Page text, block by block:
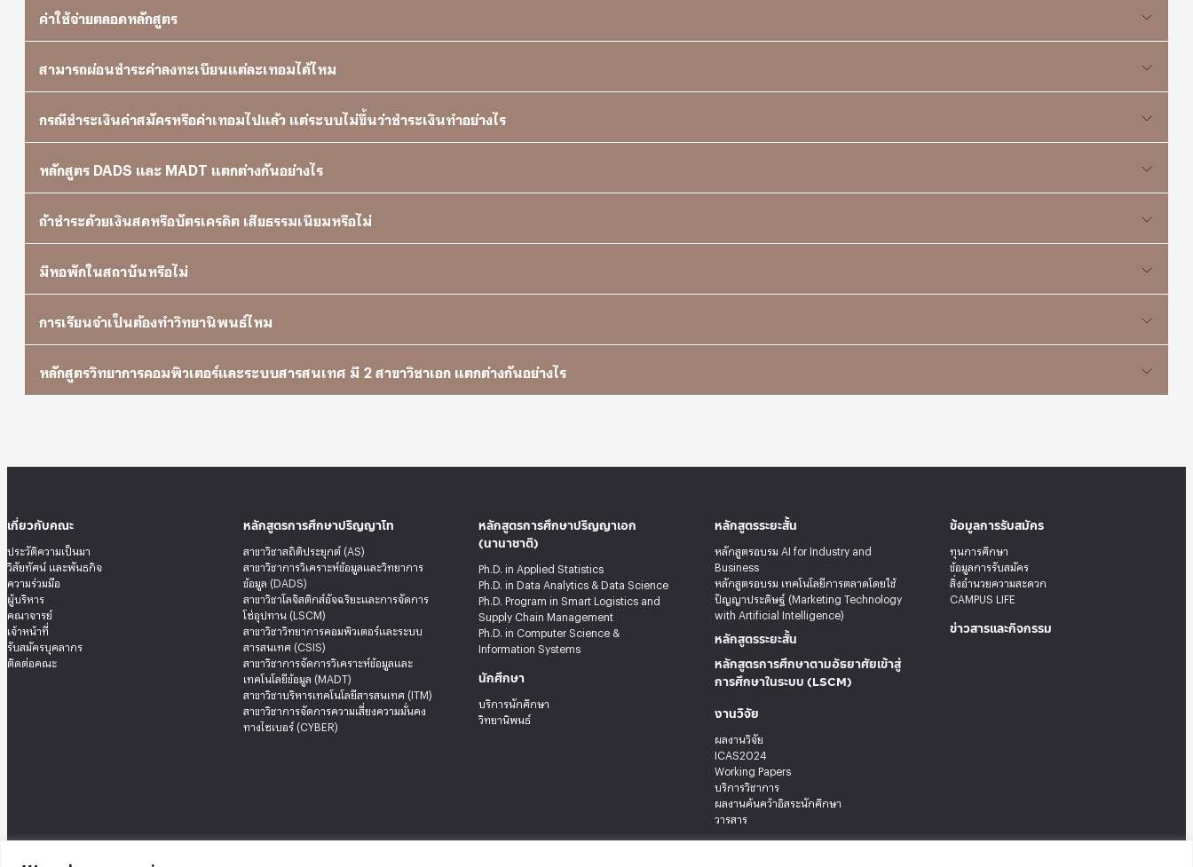
ค่าใช้จ่ายตลอดหลักสูตร
สามารถผ่อนชำระค่าลงทะเบียนแต่ละเทอมได้ไหม
กรณีชำระเงินค่าสมัครหรือค่าเทอมไปแล้ว แต่ระบบไม่ขึ้นว่าชำระเงินทำอย่างไร
หลักสูตร DADS และ MADT แตกต่างกันอย่างไร
ถ้าชำระด้วยเงินสดหรือบัตรเครดิต เสียธรรมเนียมหรือไม่
มีหอพักในสถาบันหรือไม่
การเรียนจำเป็นต้องทำวิทยานิพนธ์ไหม
หลักสูตรวิทยาการคอมพิวเตอร์และระบบสารสนเทศ มี 2 สาขาวิชาเอก แตกต่างกันอย่างไร
เกี่ยวกับคณะ
ประวัติความเป็นมา
วิสัยทัศน์ และพันธกิจ
ความร่วมมือ
ผู้บริหาร
คณาจารย์
เจ้าหน้าที่
รับสมัครบุคลากร
ติดต่อคณะ
หลักสูตรการศึกษาปริญญาโท
สาขาวิชาสถิติประยุกต์ (AS)
สาขาวิชาการวิเคราะห์ข้อมูลและวิทยาการ
ข้อมูล (DADS)
สาขาวิชาโลจิสติกส์อัจฉริยะและการจัดการ
โซ่อุปทาน (LSCM)
สาขาวิชาวิทยาการคอมพิวเตอร์และระบบ
สารสนเทศ (CSIS)
สาขาวิชาการจัดการวิเคราะห์ข้อมูลและ
เทคโนโลยีข้อมูล (MADT)
สาขาวิชาบริหารเทคโนโลยีสารสนเทศ (ITM)
สาขาวิชาการจัดการความเสี่ยงความมั่นคง
ทางไซเบอร์ (CYBER)
หลักสูตรการศึกษาปริญญาเอก
(นานาชาติ)
Ph.D. in Applied Statistics
Ph.D. in Data Analytics & Data Science
Ph.D. Program in Smart Logistics and
Supply Chain Management
Ph.D. in Computer Science &
Information Systems
นักศึกษา
บริการนักศึกษา
วิทยานิพนธ์
หลักสูตรระยะสั้น
หลักสูตรอบรม AI for Industry and
Business
หลักสูตรอบรม เทคโนโลยีการตลาดโดยใช้
ปัญญาประดิษฐ์ (Marketing Technology
with Artificial Intelligence)
หลักสูตรระยะสั้น
หลักสูตรการศึกษาตามอัธยาศัยเข้าสู่
การศึกษาในระบบ (LSCM)
งานวิจัย
ผลงานวิจัย
ICAS2024
Working Papers
บริการวิชาการ
ผลงานค้นคว้าอิสระนักศึกษา
วารสาร
ข้อมูลการรับสมัคร
ทุนการศึกษา
ข้อมูลการรับสมัคร
สิ่งอำนวยความสะดวก
CAMPUS LIFE
ข่าวสารและกิจกรรม